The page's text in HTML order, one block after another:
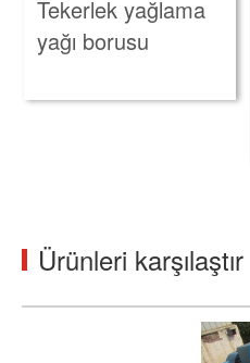
Tekerlek yağlama
yağı borusu
Ürünleri karşılaştır